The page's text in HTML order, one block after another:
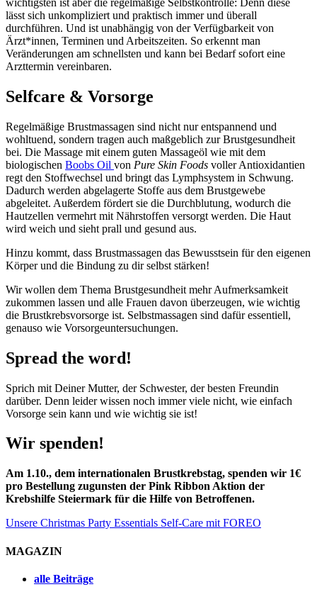
lässt sich unkompliziert und praktisch immer und überall
durchführen. Und ist unabhängig von der Verfügbarkeit von
Ärzt*innen, Terminen und Arbeitszeiten. So erkennt man
Veränderungen am schnellsten und kann bei Bedarf sofort eine
Arzttermin vereinbaren.
Selfcare & Vorsorge
Regelmäßige Brustmassagen sind nicht nur entspannend und
wohltuend, sondern tragen auch maßgeblich zur Brustgesundheit
bei. Die Massage mit einem guten Massageöl wie mit dem
biologischen Boobs Oil von Pure Skin Foods voller Antioxidantien
regt den Stoffwechsel und bringt das Lymphsystem in Schwung.
Dadurch werden abgelagerte Stoffe aus dem Brustgewebe
abgeleitet. Außerdem fördert sie die Durchblutung, wodurch die
Hautzellen vermehrt mit Nährstoffen versorgt werden. Die Haut
wird weich und sieht prall und gesund aus.
Hinzu kommt, dass Brustmassagen das Bewusstsein für den eigenen
Körper und die Bindung zu dir selbst stärken!
Wir wollen dem Thema Brustgesundheit mehr Aufmerksamkeit
zukommen lassen und alle Frauen davon überzeugen, wie wichtig
die Brustkrebsvorsorge ist. Selbstmassagen sind dafür essentiell,
genauso wie Vorsorgeuntersuchungen.
Spread the word!
Sprich mit Deiner Mutter, der Schwester, der besten Freundin
darüber. Denn leider wissen noch immer viele nicht, wie einfach
Vorsorge sein kann und wie wichtig sie ist!
Wir spenden!
Am 1.10., dem internationalen Brustkrebstag, spenden wir 1€
pro Bestellung zugunsten der Pink Ribbon Aktion der
Krebshilfe Steiermark für die Hilfe von Betroffenen.
Unsere Christmas Party Essentials Self-Care mit FOREO
MAGAZIN
alle Beiträge